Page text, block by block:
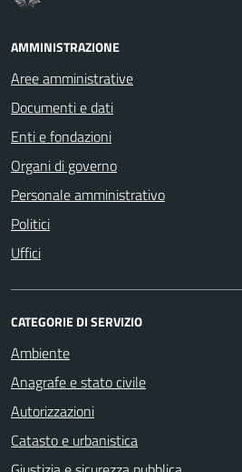
AMMINISTRAZIONE
Aree amministrative
Documenti e dati
Enti e fondazioni
Organi di governo
Personale amministrativo
Politici
Uffici
CATEGORIE DI SERVIZIO
Ambiente
Anagrafe e stato civile
Autorizzazioni
Catasto e urbanistica